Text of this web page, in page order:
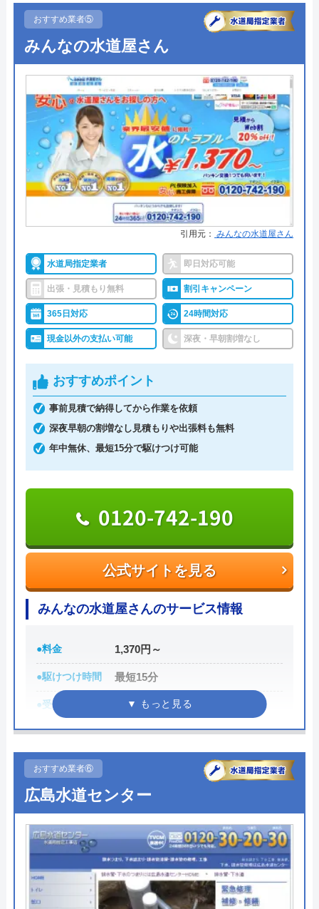
公式サイトを見る
水の110番救急車の基本情報
運営会社 株式会社JUNコーポレーション
代表者 高野祐二
所在地
〒158-0095
東京都世田谷区瀬田二丁目27番3号
全国（一部エリアを除く）
●定休日
●出張見積もり 出張見積もり無料
●支払い方法
●累計実績 ―
●保証・保険 ―
詳細は公式HPでご確認ください
水の救急士がおすすめの理由
水の救急士は福岡県を主軸に全国で水回りトラブル
の解決にあたっている業者です。
問い合わせから駆けつけまで最短30分というスピー
ドの速さが強みの一つであり、今すぐにトラブルを
解決したいという人におすすめです。
作業はお見積もり金額の了承を得てから着工とな
とができます。
0120-995-414
受付時間 24時間
水の救急士の基本情報
代表者 田中恵一
創業・設立 平成22年10月28日設立
所在地
〒812-0892
福岡県 福岡県福岡市博多区東那珂2-
18-21-1F
対応エリア
おすすめ業者⑤
みんなの水道屋さん
引用元： みんなの水道屋さん
水道局指定業者 即日対応可能
出張・見積もり無料 割引キャンペーン
365日対応 24時間対応
現金以外の支払い可能 深夜・早朝割増なし
おすすめポイント
事前見積で納得してから作業を依頼
深夜早朝の割増なし見積もりや出張料も無料
年中無休、最短15分で駆けつけ可能
公式サイトを見る
0120-742-190
みんなの水道屋さんのサービス情報
●料金 1,370円～
●駆けつけ時間 最短15分
●受付時間 24時間
●定休日 年中無休
●累計実績
数多くの病院メンテナンスに関わ
みんなの水道屋さんがおすすめの理由
みんなの水道屋さんは、基本料金1,370円から水道修
理を行っている水道局指定業者です。年中無休で受
おすすめ業者⑥
広島水道センター